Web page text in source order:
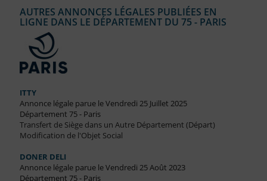
AUTRES ANNONCES LÉGALES PUBLIÉES EN
LIGNE DANS LE DÉPARTEMENT DU 75 - PARIS
ITTY
Annonce légale parue le Vendredi 25 Juillet 2025
Département 75 - Paris
Transfert de Siège dans un Autre Département (Départ)
Modification de l'Objet Social
DONER DELI
Annonce légale parue le Vendredi 25 Août 2023
Département 75 - Paris